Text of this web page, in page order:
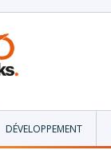
DÉVELOPPEMENT